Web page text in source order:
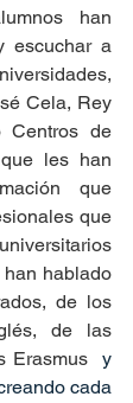
han
escuchar a
Cela, Rey
Centros de
les han
que
que
hablado
de los
de las
Erasmus y
cada